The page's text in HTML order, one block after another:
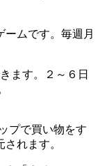
ームです。毎週月
ます。２～６日
プで買い物をす
れます。